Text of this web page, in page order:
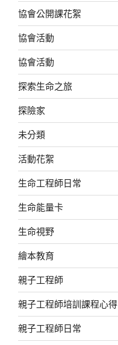
協會公開課花絮
協會活動
協會活動
探索生命之旅
探險家
未分類
活動花絮
生命工程師日常
生命能量卡
生命視野
繪本教育
親子工程師
親子工程師培訓課程心得
親子工程師日常